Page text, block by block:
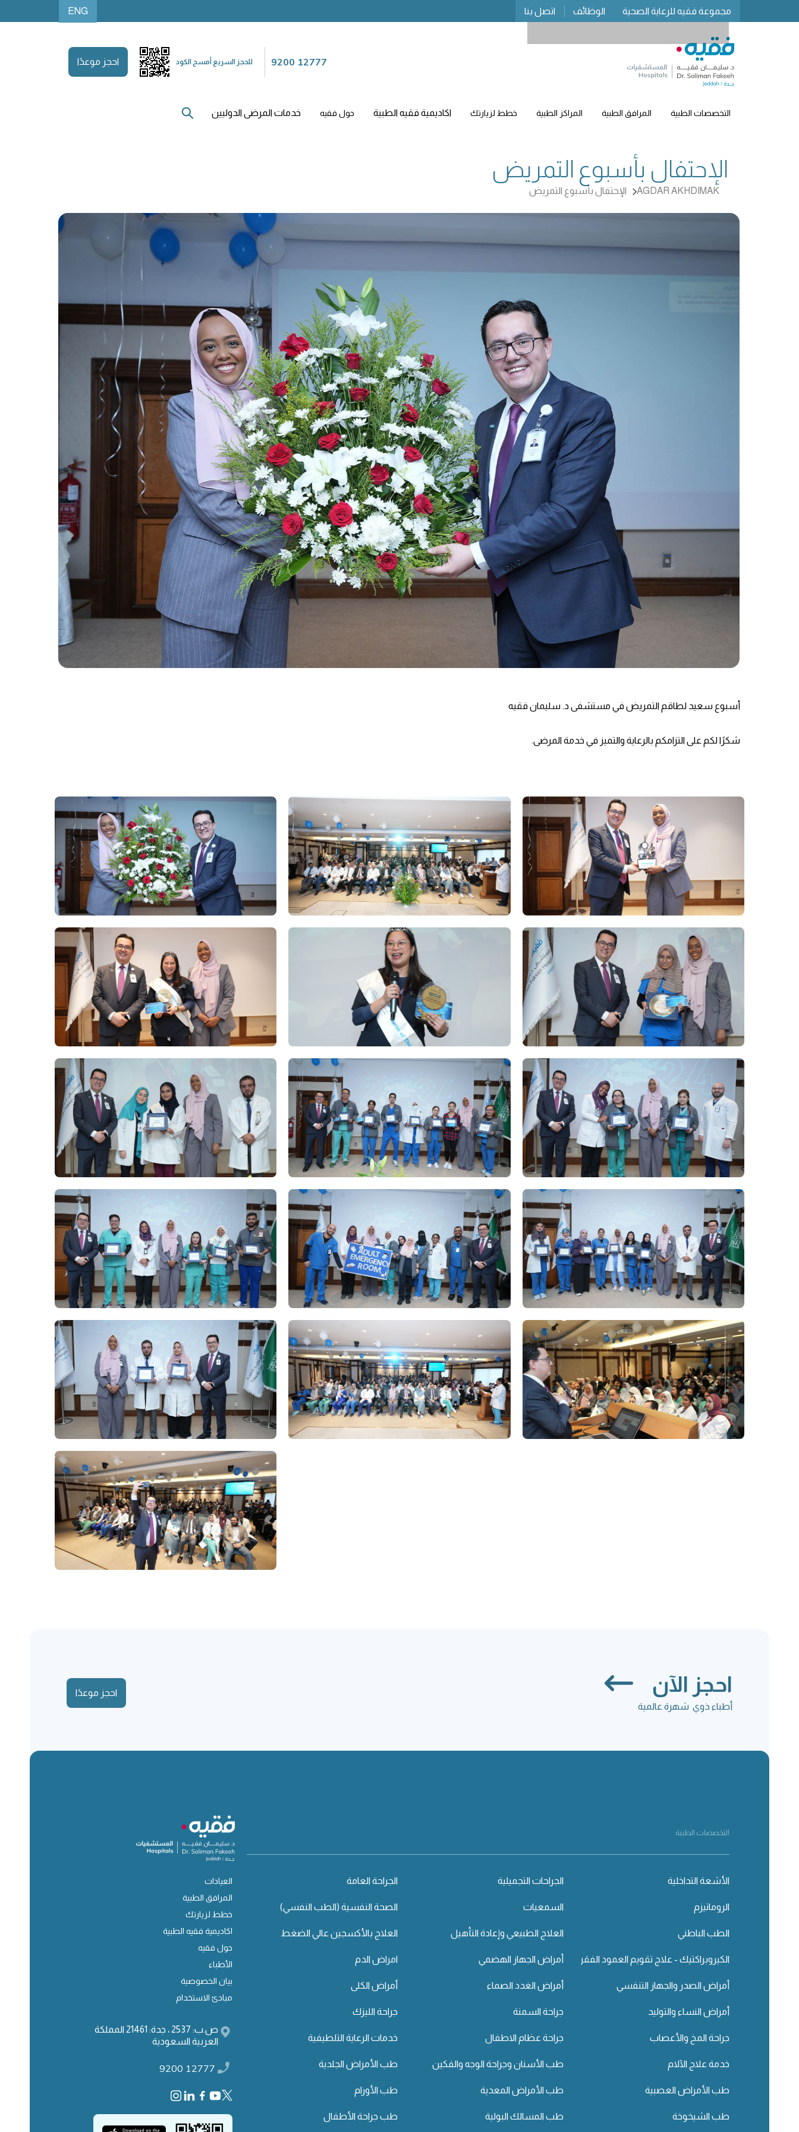
مجموعة فقيه للرعاية الصحية الوظائف اتصل بنا ENG
9200 12777 للحجز السريع أمسح الكود احجز موعدًا
التخصصات الطبية المرافق الطبية المراكز الطبية خطط لزيارتك اكاديمية فقيه الطبية حول فقيه خدمات المرضى الدوليين
الإحتفال بأسبوع التمريض
AGDAR AKHDIMAK الإحتفال بأسبوع التمريض
أسبوع سعيد لطاقم التمريض في مستشفى د. سليمان فقيه
شكرًا لكم على التزامكم بالرعاية والتميز في خدمة المرضى.
احجز الآن
أطباء ذوي شهرة عالمية
احجز موعدًا
التخصصات الطبية
الأشعة التداخلية الجراحات التجميلية الجراحة العامة
الروماتيزم السمعيات الصحة النفسية (الطب النفسي)
الطب الباطني العلاج الطبيعي وإعادة التأهيل العلاج بالأكسجين عالي الضغط
الكيروبراكتيك - علاج تقويم العمود الفقري أمراض الجهاز الهضمي امراض الدم
أمراض الصدر والجهاز التنفسي أمراض الغدد الصماء أمراض الكلى
أمراض النساء والتوليد جراحة السمنة جراحة الليزك
جراحة المخ والأعصاب جراحة عظام الاطفال خدمات الرعاية التلطيفية
خدمة علاج الآلام طب الأسنان وجراحة الوجه والفكين طب الأمراض الجلدية
طب الأمراض العصبية طب الأمراض المعدية طب الأورام
طب الشيخوخة طب المسالك البولية طب جراحة الأطفال
العيادات
المرافق الطبية
خطط لزيارتك
اكاديمية فقيه الطبية
حول فقيه
الأطباء
بيان الخصوصية
مبادئ الاستخدام
ص.ب: 2537 ، جدة: 21461 المملكة
العربية السعودية
9200 12777